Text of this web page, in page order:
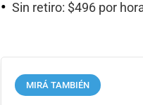
Sin retiro: $496 por
MIRÁ TAMBIÉN